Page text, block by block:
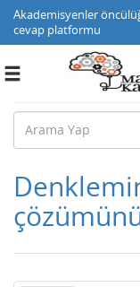
Akademisyenler
cevap platformu
Toggle